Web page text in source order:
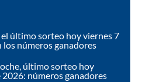
último sorteo hoy viernes 7
los números ganadores
último sorteo hoy
números ganadores